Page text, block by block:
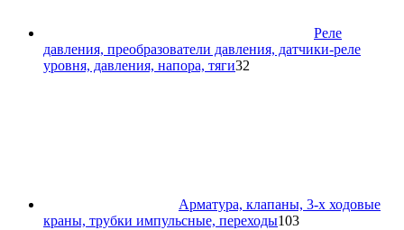
Реле
давления, преобразователи давления, датчики-реле
уровня, давления, напора, тяги32
Арматура, клапаны, 3-х ходовые
краны, трубки импульсные, переходы103103